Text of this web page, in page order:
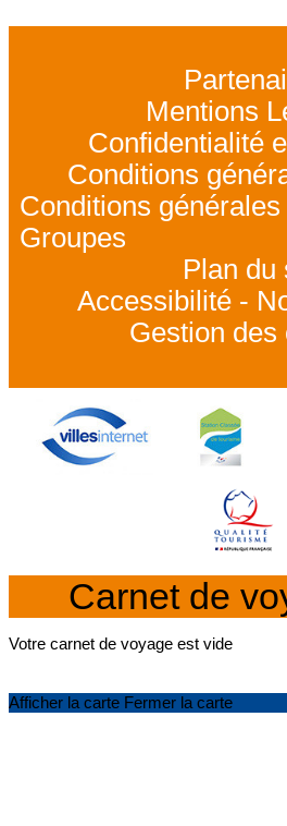
Mentions
Confidentialité
Conditions
Conditions
Groupes
Plan du
Accessibilité -
Gestion des
Carnet de
Votre carnet de voyage est vide
Afficher la carte Fermer la carte